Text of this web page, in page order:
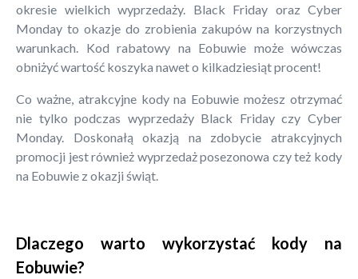
okresie wielkich wyprzedaży. Black Friday oraz Cyber
Monday to okazje do zrobienia zakupów na korzystnych
warunkach. Kod rabatowy na Eobuwie może wówczas
obniżyć wartość koszyka nawet o kilkadziesiąt procent!
Co ważne, atrakcyjne kody na Eobuwie możesz otrzymać
nie tylko podczas wyprzedaży Black Friday czy Cyber
Monday. Doskonałą okazją na zdobycie atrakcyjnych
promocji jest również wyprzedaż posezonowa czy też kody
na Eobuwie z okazji świąt.
Dlaczego warto wykorzystać kody na
Eobuwie?